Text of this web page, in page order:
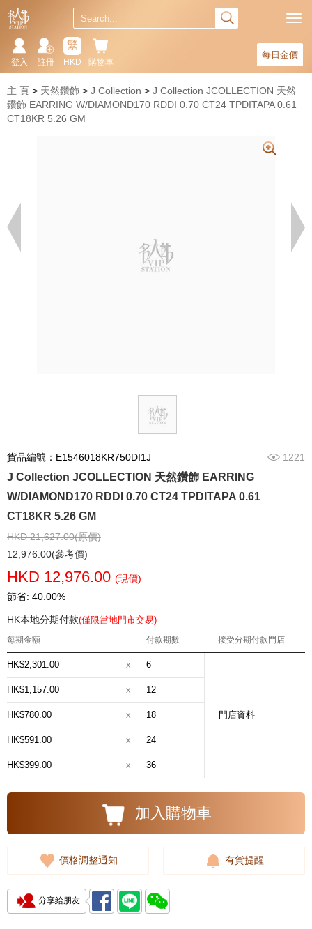
每日金價
購物車
繁
HKD
註冊
登入
主 頁 天然鑽飾 J Collection
J Collection JCOLLECTION 天然
鑽飾 EARRING W/DIAMOND170 RDDI 0.70 CT24 TPDITAPA 0.61
CT18KR 5.26 GM
貨品編號：E1546018KR750DI1J 1221
J Collection JCOLLECTION 天然鑽飾 EARRING
W/DIAMOND170 RDDI 0.70 CT24 TPDITAPA 0.61
CT18KR 5.26 GM
HKD 21,627.00(原價)
12,976.00(參考價)
HKD 12,976.00 (現價)
節省: 40.00%
HK本地分期付款(僅限當地門市交易)
每期金額 付款期數 接受分期付款門店
HK$2,301.00 x 6
門店資料
HK$1,157.00 x 12
HK$780.00 x 18
HK$591.00 x 24
HK$399.00 x 36
加入購物車
價格調整通知 有貨提醒
分享給朋友